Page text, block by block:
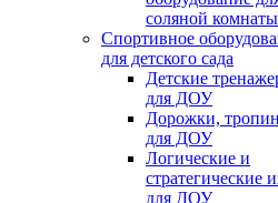
соляной комнаты
Спортивное
для детского сада
Детские
для ДОУ
Дорожки,
для ДОУ
Логические и
стратегические
для ДОУ